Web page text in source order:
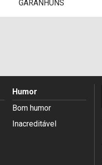
Humor
Bom humor
Inacreditável